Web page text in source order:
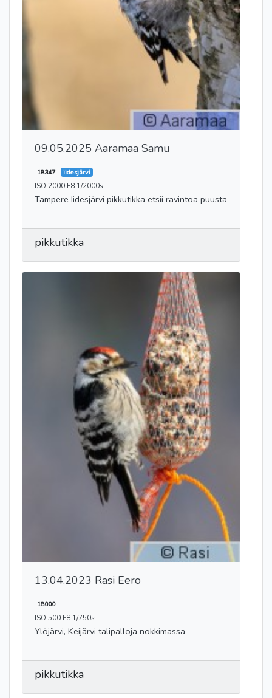
09.05.2025 Aaramaa Samu
18347 iidesjärvi
ISO:2000 F8 1/2000s
Tampere Iidesjärvi pikkutikka etsii ravintoa puusta
pikkutikka
13.04.2023 Rasi Eero
18000
ISO:500 F8 1/750s
Ylöjärvi, Keijärvi talipalloja nokkimassa
pikkutikka